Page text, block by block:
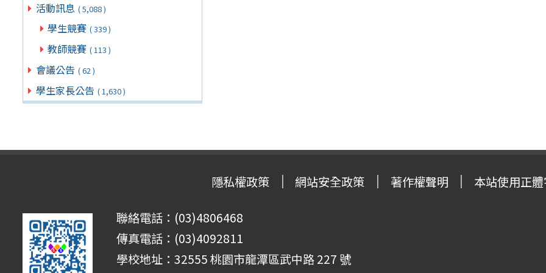
活動訊息 ( 5,088 )
學生競賽 ( 339 )
教師競賽 ( 113 )
會議公告 ( 62 )
學生家長公告 ( 1,630 )
隱私權政策 網站安全政策 著作權聲明 本站使用正
聯絡電話：(03)4806468
傳真電話：(03)4092811
學校地址：32555 桃園市龍潭區武中路 227 號